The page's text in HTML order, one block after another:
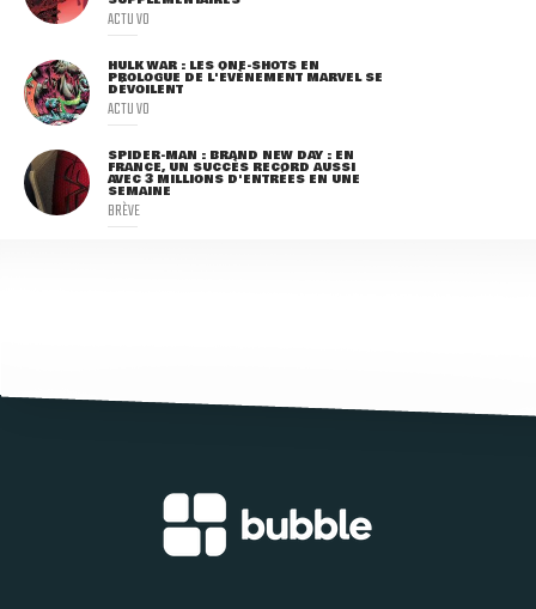
ACTU VO
HULK WAR : LES ONE-SHOTS EN
PROLOGUE DE L'ÉVÈNEMENT MARVEL SE
DÉVOILENT
ACTU VO
SPIDER-MAN : BRAND NEW DAY : EN
FRANCE, UN SUCCÈS RECORD AUSSI
AVEC 3 MILLIONS D'ENTRÉES EN UNE
SEMAINE
BRÈVE